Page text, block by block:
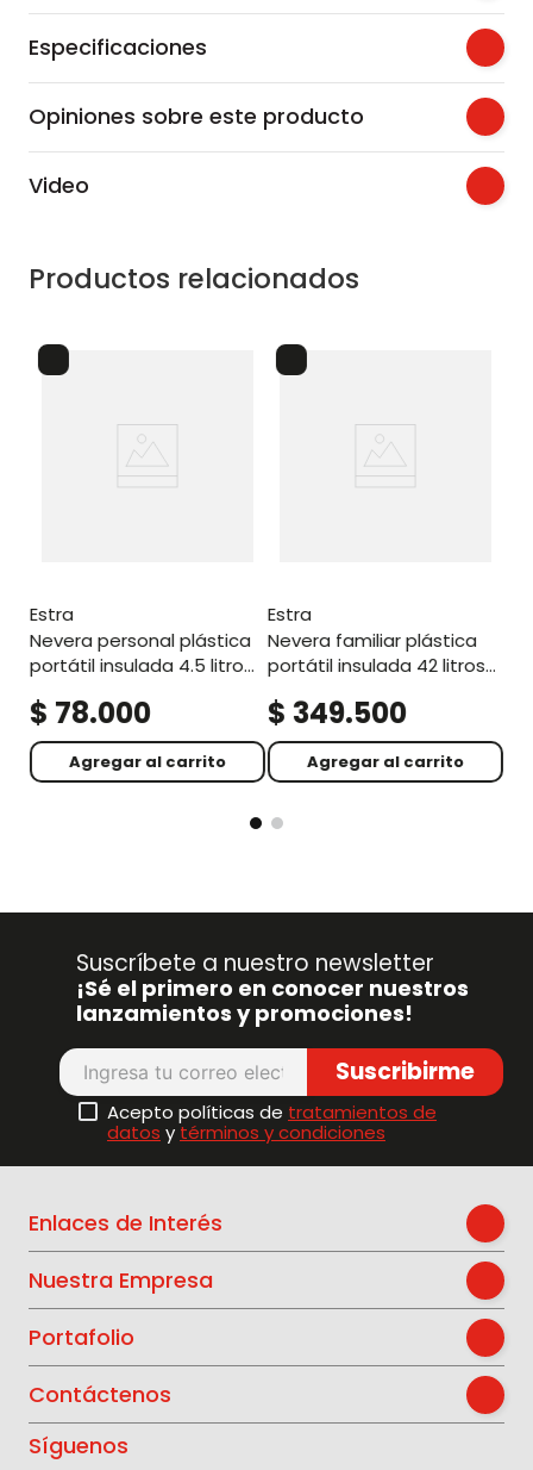
Especificaciones
Opiniones sobre este producto
Video
Productos relacionados
estra
nevera personal plástica
portátil insulada 4.5 litros
$ 78.000
Agregar al carrito
estra
nevera familiar plástica
portátil insulada 42 litros
$ 349.500
Agregar al carrito
Suscríbete a nuestro newsletter
¡Sé el primero en conocer nuestros
lanzamientos y promociones!
Suscribirme
Acepto políticas de tratamientos de
datos y términos y condiciones
Enlaces de Interés
Nuestra Empresa
Portafolio
Contáctenos
Síguenos